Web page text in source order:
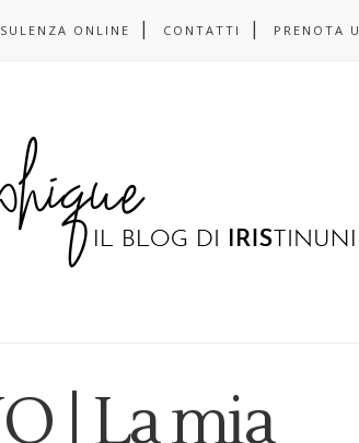
ONLINE CONTATTI PRENOTA
| La mia